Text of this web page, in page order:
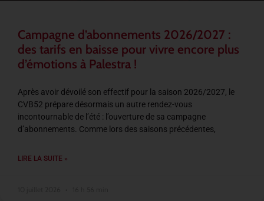
Campagne d’abonnements 2026/2027 :
des tarifs en baisse pour vivre encore plus
d’émotions à Palestra !
Après avoir dévoilé son effectif pour la saison 2026/2027, le
CVB52 prépare désormais un autre rendez-vous
incontournable de l’été : l’ouverture de sa campagne
d’abonnements. Comme lors des saisons précédentes,
LIRE LA SUITE »